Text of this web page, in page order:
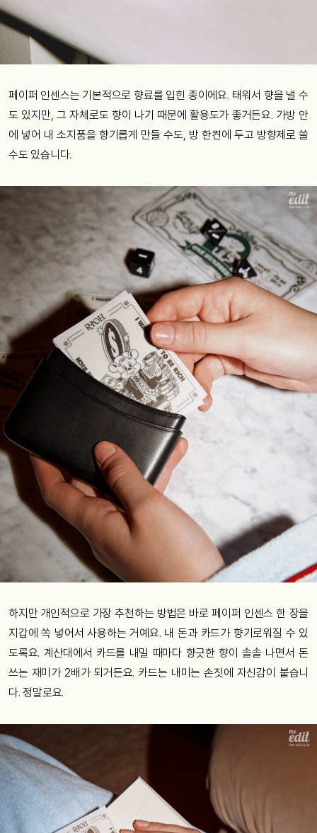
페이퍼 인센스는 기본적으로 향료를 입힌 종이에요. 태워서 향을 낼 수
도 있지만, 그 자체로도 향이 나기 때문에 활용도가 좋거든요. 가방 안
에 넣어 내 소지품을 향기롭게 만들 수도, 방 한켠에 두고 방향제로 쓸
수도 있습니다.
하지만 개인적으로 가장 추천하는 방법은 바로 페이퍼 인센스 한 장을
지갑에 쏙 넣어서 사용하는 거예요. 내 돈과 카드가 향기로워질 수 있
도록요. 계산대에서 카드를 내밀 때마다 향긋한 향이 솔솔 나면서 돈
쓰는 재미가 2배가 되거든요. 카드는 내미는 손짓에 자신감이 붙습니
다. 정말로요.